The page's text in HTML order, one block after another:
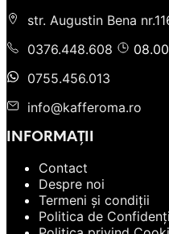
str. Augustin Bena
0376.448.608
0755.456.013
info@kafferoma.ro
INFORMAȚII
Contact
Despre noi
Termeni și condiții
Politica de